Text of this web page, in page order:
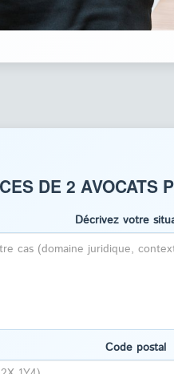
DE 2 AVOCATS
Décrivez votre
Code postal